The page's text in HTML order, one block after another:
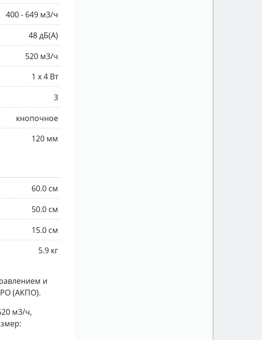
400 - 649 м3/ч
48 дБ(A)
520 м3/ч
1 х 4 Вт
3
кнопочное
120 мм
60.0 см
50.0 см
15.0 см
5.9 кг
и
(АКПО).
м3/ч,